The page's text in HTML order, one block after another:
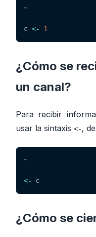
~
c <- 1
¿Cómo se
un canal?
Para recibir
usar la sintaxis <-,
~
<- c
¿Cómo se